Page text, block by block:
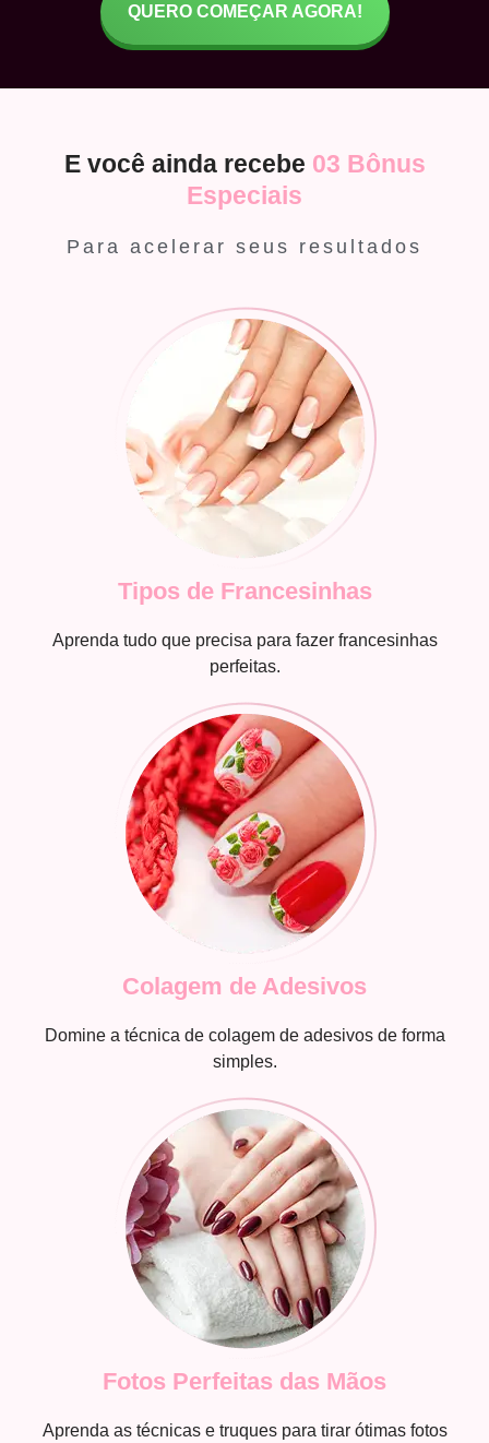
QUERO COMEÇAR AGORA!
E você ainda recebe 03 Bônus
Especiais
Para acelerar seus resultados
Tipos de Francesinhas
Aprenda tudo que precisa para fazer francesinhas
perfeitas.
Colagem de Adesivos
Domine a técnica de colagem de adesivos de forma
simples.
Fotos Perfeitas das Mãos
Aprenda as técnicas e truques para tirar ótimas fotos